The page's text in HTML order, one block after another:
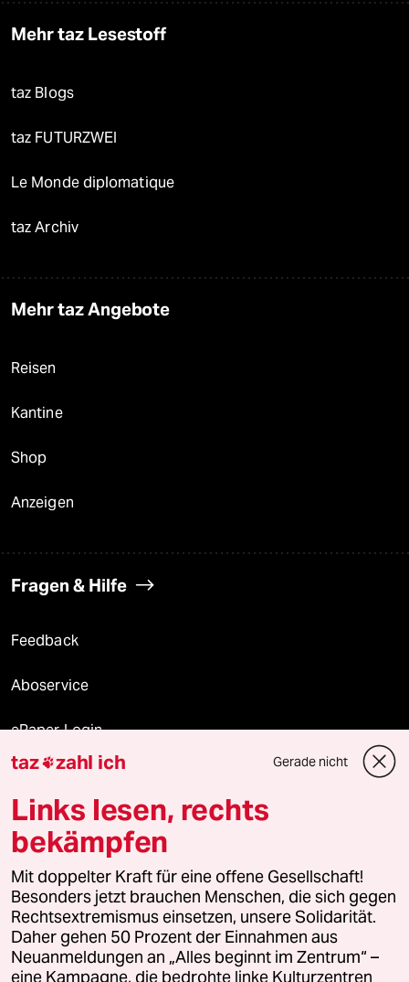
Mehr taz Lesestoff
taz Blogs
taz FUTURZWEI
Le Monde diplomatique
taz Archiv
Mehr taz Angebote
Reisen
Kantine
Shop
Anzeigen
Fragen & Hilfe
Feedback
Aboservice
ePaper Login
Downloads für Abonnierende
© 2026 taz Verlags und Vertriebs GmbH
Alle Rechte vorbehalten. Bei rechtlichen Fragen oder für Genehmigungen
wenden Sie sich bitte an
lizenzen@taz.de
Feedback Redaktionsstatut Kommune-Richtlinien
taz zahl ich Gerade nicht
Links lesen, rechts
bekämpfen
Mit doppelter Kraft für eine offene Gesellschaft!
Besonders jetzt brauchen Menschen, die sich gegen
Rechtsextremismus einsetzen, unsere Solidarität.
Daher gehen 50 Prozent der Einnahmen aus
Neuanmeldungen an „Alles beginnt im Zentrum“ –
eine Kampagne, die bedrohte linke Kulturzentren